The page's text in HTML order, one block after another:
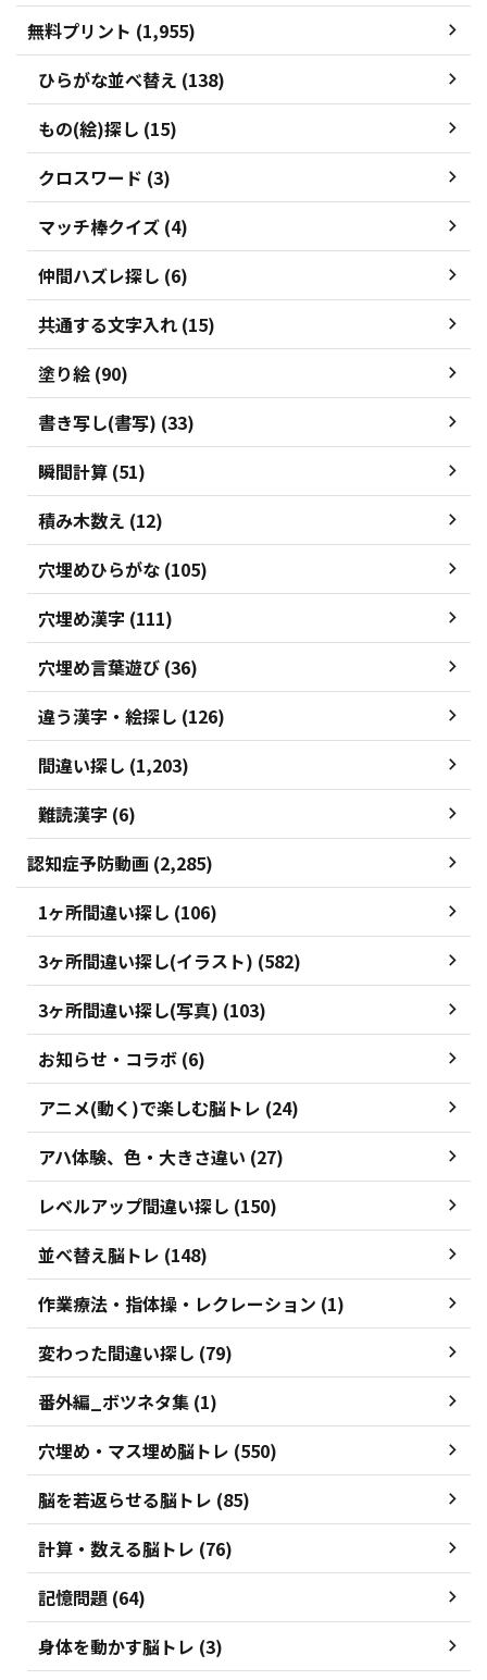
無料プリント (1,955)
ひらがな並べ替え (138)
もの(絵)探し (15)
クロスワード (3)
マッチ棒クイズ (4)
仲間ハズレ探し (6)
共通する文字入れ (15)
塗り絵 (90)
書き写し(書写) (33)
瞬間計算 (51)
積み木数え (12)
穴埋めひらがな (105)
穴埋め漢字 (111)
穴埋め言葉遊び (36)
違う漢字・絵探し (126)
間違い探し (1,203)
難読漢字 (6)
認知症予防動画 (2,285)
1ヶ所間違い探し (106)
3ヶ所間違い探し(イラスト) (582)
3ヶ所間違い探し(写真) (103)
お知らせ・コラボ (6)
アニメ(動く)で楽しむ脳トレ (24)
アハ体験、色・大きさ違い (27)
レベルアップ間違い探し (150)
並べ替え脳トレ (148)
作業療法・指体操・レクレーション (1)
変わった間違い探し (79)
番外編_ボツネタ集 (1)
穴埋め・マス埋め脳トレ (550)
脳を若返らせる脳トレ (85)
計算・数える脳トレ (76)
記憶問題 (64)
身体を動かす脳トレ (3)